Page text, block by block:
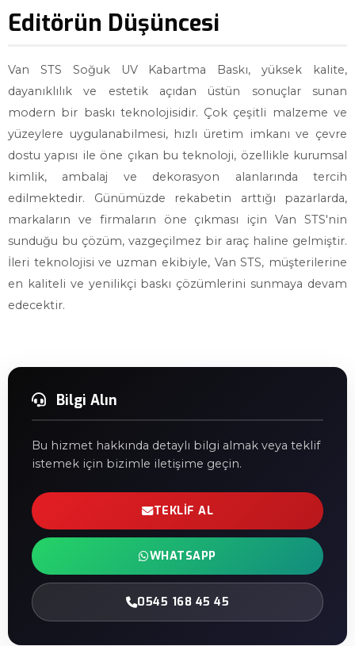
Editörün Düşüncesi
Van STS Soğuk UV Kabartma Baskı, yüksek kalite,
dayanıklılık ve estetik açıdan üstün sonuçlar sunan
modern bir baskı teknolojisidir. Çok çeşitli malzeme ve
yüzeylere uygulanabilmesi, hızlı üretim imkanı ve çevre
dostu yapısı ile öne çıkan bu teknoloji, özellikle kurumsal
kimlik, ambalaj ve dekorasyon alanlarında tercih
edilmektedir. Günümüzde rekabetin arttığı pazarlarda,
markaların ve firmaların öne çıkması için Van STS'nin
sunduğu bu çözüm, vazgeçilmez bir araç haline gelmiştir.
İleri teknolojisi ve uzman ekibiyle, Van STS, müşterilerine
en kaliteli ve yenilikçi baskı çözümlerini sunmaya devam
edecektir.
Bilgi Alın
Bu hizmet hakkında detaylı bilgi almak veya teklif
istemek için bizimle iletişime geçin.
TEKLIF AL
WHATSAPP
0545 168 45 45